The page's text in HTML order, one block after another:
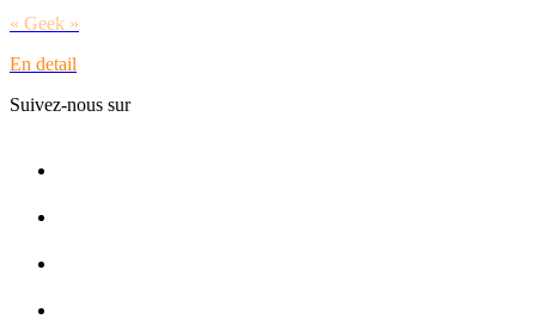
« Geek »
En detail
Suivez-nous sur